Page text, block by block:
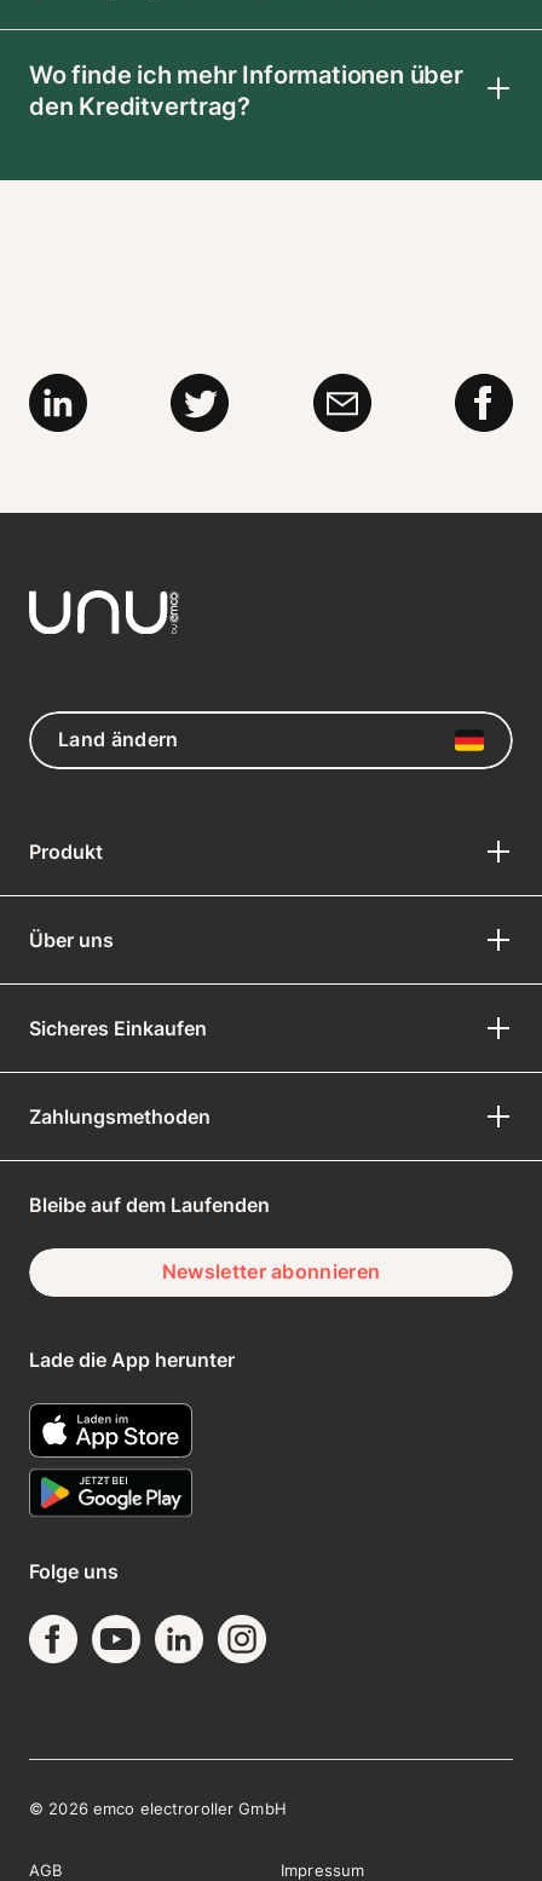
Wo finde ich mehr Informationen über
den Kreditvertrag?
Land ändern
Produkt
Über uns
Zahlungsmethoden
Sicheres Einkaufen
Bleibe auf dem Laufenden
Newsletter abonnieren
Lade die App herunter
Folge uns
© 2026 emco electroroller GmbH
AGB Impressum